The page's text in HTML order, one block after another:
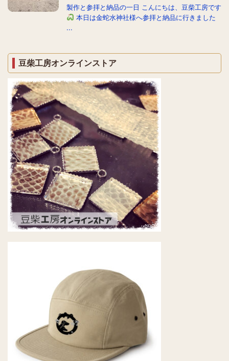
製作と参拝と納品の一日 こんにちは、豆柴工房です
本日は金蛇水神社様へ参拝と納品に行きました
...
豆柴工房オンラインストア